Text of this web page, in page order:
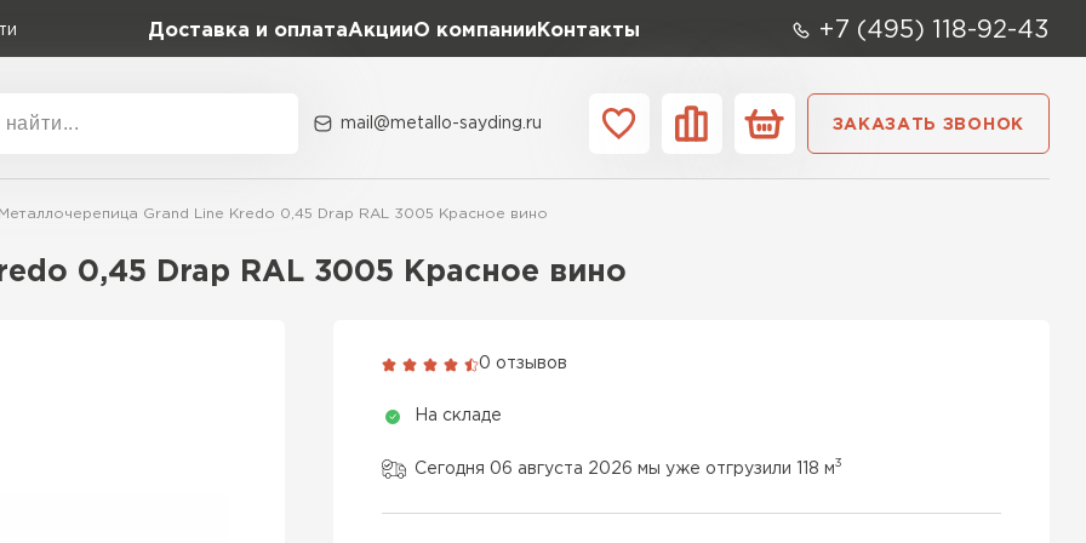
Доставка и оплатаАкцииО компании Контакты +7 (495) 118-92-43
Коллекция
Classic Grand Line
mail@metallo-sayding.ru ЗАКАЗАТЬ ЗВОНОК
Металлочерепица Grand Line Kredo 0,45 Drap RAL 3005 Красное вино
0,45 Drap RAL 3005 Красное вино
0 отзывов
На складе
Сегодня 06 августа 2026 мы уже отгрузили 118 м3